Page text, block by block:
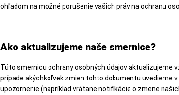
ohľadom na možné porušenie vašich práv na ochranu
Ako aktualizujeme naše smernice?
Túto smernicu ochrany osobných údajov aktualizujeme
prípade akýchkoľvek zmien tohto dokumentu uvedieme
upozornenie (napríklad vrátane notifikácie o zmene